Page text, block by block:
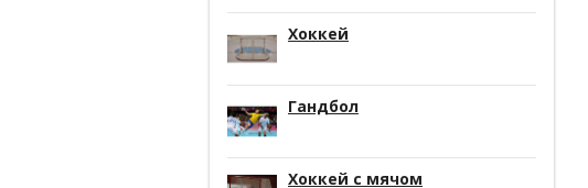
Хоккей
Гандбол
Хоккей с мячом